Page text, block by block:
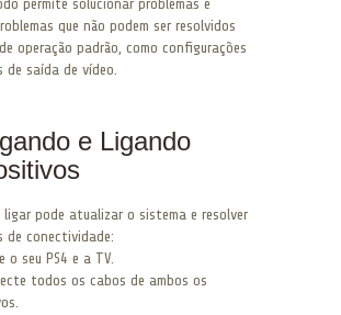
permite solucionar problemas e
que não podem ser resolvidos
operação padrão, como configurações
de saída de vídeo.
e Ligando
ligar pode atualizar o sistema e resolver
de conectividade:
o seu PS4 e a TV.
todos os cabos de ambos os